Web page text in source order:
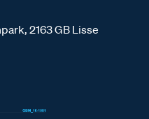
2163 GB Lisse